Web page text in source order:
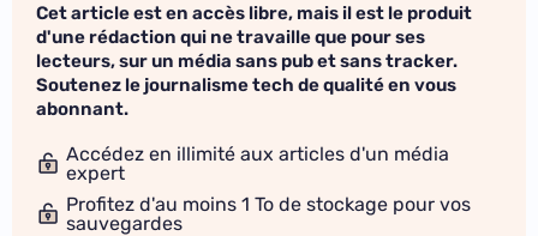
Cet article est en accès libre, mais il est le produit
d'une rédaction qui ne travaille que pour ses
lecteurs, sur un média sans pub et sans tracker.
Soutenez le journalisme tech de qualité en vous
abonnant.
Accédez en illimité aux articles d'un média
expert
Profitez d'au moins 1 To de stockage pour vos
sauvegardes